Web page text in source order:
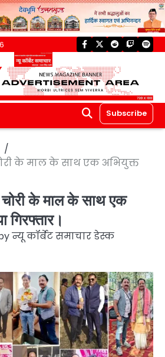
facebook
twitterreddittwitch
Subscribe
के माल के साथ एक अभियुक्त
के माल के साथ एक
गिरफ्तार।
न्यू कॉर्बेट समाचार डेस्क